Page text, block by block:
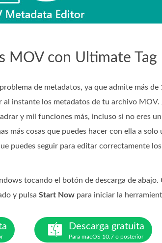
MOV con Ultimate
de metadatos, ya que admite más
instante los metadatos de tu archivo MOV.
y mil funciones más, incluso si no eres
más cosas que puedes hacer con ella a solo
puedes seguir para editar correctamente
tocando el botón de descarga de abajo.
y pulsa Start Now para iniciar la
Descarga gratuita
Para macOS 10.7 o posterior